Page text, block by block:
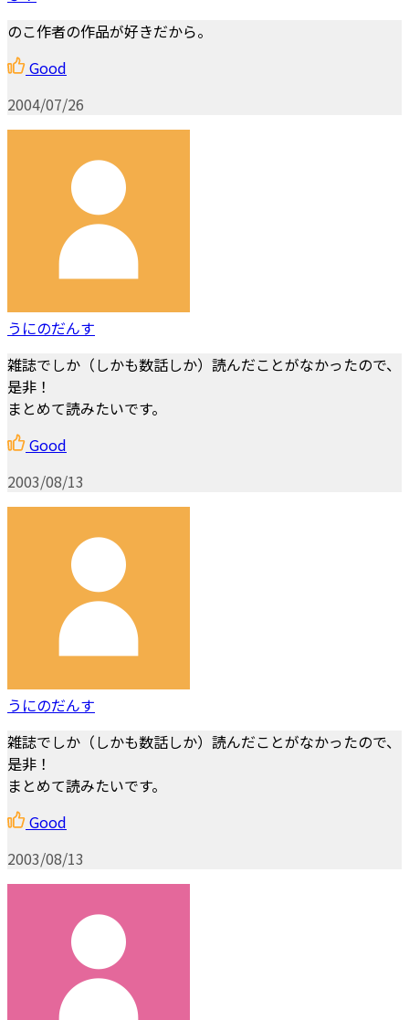
のこ作者の作品が好きだから。
Good
2004/07/26
うにのだんす
雑誌でしか（しかも数話しか）読んだことがなかったので、
是非！
まとめて読みたいです。
Good
2003/08/13
うにのだんす
雑誌でしか（しかも数話しか）読んだことがなかったので、
是非！
まとめて読みたいです。
Good
2003/08/13